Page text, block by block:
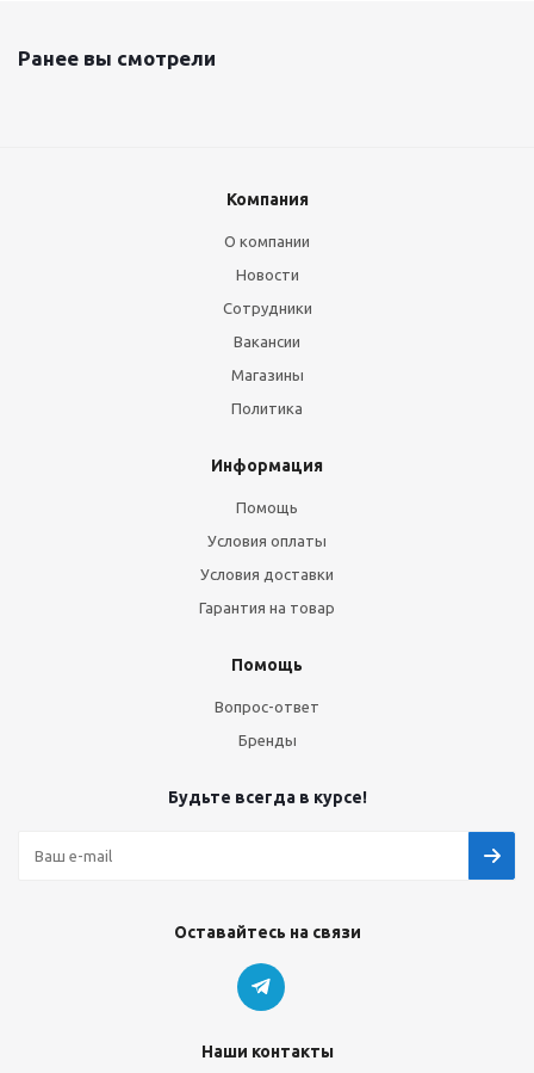
Ранее вы смотрели
Компания
О компании
Новости
Сотрудники
Вакансии
Магазины
Политика
Информация
Помощь
Условия оплаты
Условия доставки
Гарантия на товар
Помощь
Вопрос-ответ
Бренды
Будьте всегда в курсе!
Оставайтесь на связи
Наши контакты